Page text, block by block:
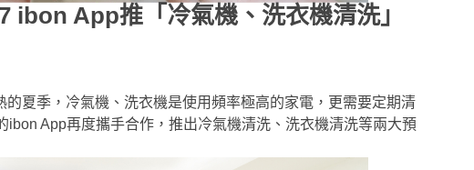
ibon App推「冷氣機、洗衣機清洗」
的夏季，冷氣機、洗衣機是使用頻率極高的家電，更需要定期清
ibon App再度攜手合作，推出冷氣機清洗、洗衣機清洗等兩大預